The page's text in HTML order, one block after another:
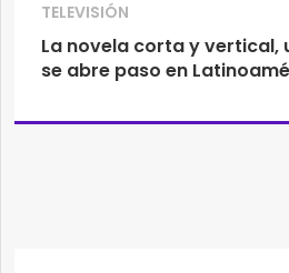
TELEVISIÓN
La novela corta y vertical,
se abre paso en